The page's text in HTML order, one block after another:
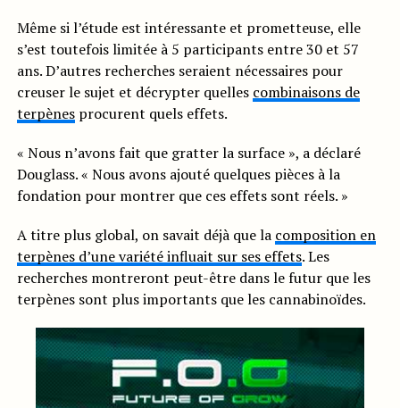
Même si l’étude est intéressante et prometteuse, elle
s’est toutefois limitée à 5 participants entre 30 et 57
ans. D’autres recherches seraient nécessaires pour
creuser le sujet et décrypter quelles combinaisons de
terpènesprocurent quels effets.
« Nous n’avons fait que gratter la surface », a déclaré
Douglass. « Nous avons ajouté quelques pièces à la
fondation pour montrer que ces effets sont réels. »
A titre plus global, on savait déjà que la composition en
terpènes d’une variété influait sur ses effets. Les
recherches montreront peut-être dans le futur que les
terpènes sont plus importants que les cannabinoïdes.